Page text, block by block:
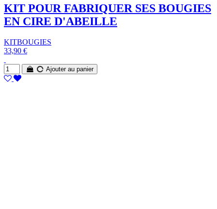
KIT POUR FABRIQUER SES BOUGIES
EN CIRE D'ABEILLE
KITBOUGIES
33,90 €
Ajouter au panier